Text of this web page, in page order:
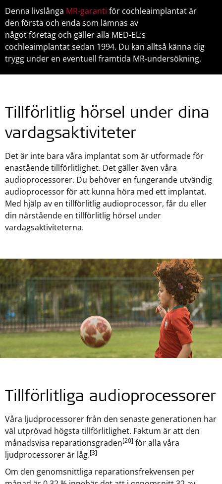
Denna livslånga MR-garanti för cochleaimplantat är
den första och enda som lämnas av
något företag och gäller alla MED‑EL:s
cochleaimplantat sedan 1994. Du kan alltså känna dig
trygg under en eventuell framtida MR-undersökning.
Tillförlitlig hörsel under dina
vardagsaktiviteter
Det är inte bara våra implantat som är utformade för
enastående tillförlitlighet. Det gäller även våra
audioprocessorer. Du behöver en fungerande utvändig
audioprocessor för att kunna höra med ett implantat.
Med hjälp av en tillförlitlig audioprocessor, får du eller
din närstående en tillförlitlig hörsel under
vardagsaktiviteterna.
Tillförlitliga audioprocessorer
Våra ljudprocessorer från den senaste generationen har
väl utprövad högsta tillförlitlighet. Faktum är att den
månadsvisa reparationsgraden[20] för alla våra
ljudprocessorer är låg.[3]
Om den genomsnittliga reparationsfrekvensen per